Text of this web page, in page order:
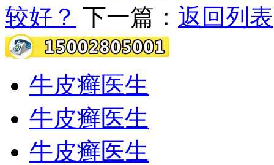
较好？ 下一篇： 返回列表
牛皮癣医生
牛皮癣医生
牛皮癣医生